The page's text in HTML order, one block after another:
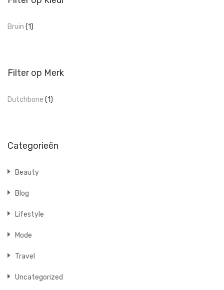
Bruin (1)
Filter op Merk
Dutchbone (1)
Categorieën
Beauty
Blog
Lifestyle
Mode
Travel
Uncategorized